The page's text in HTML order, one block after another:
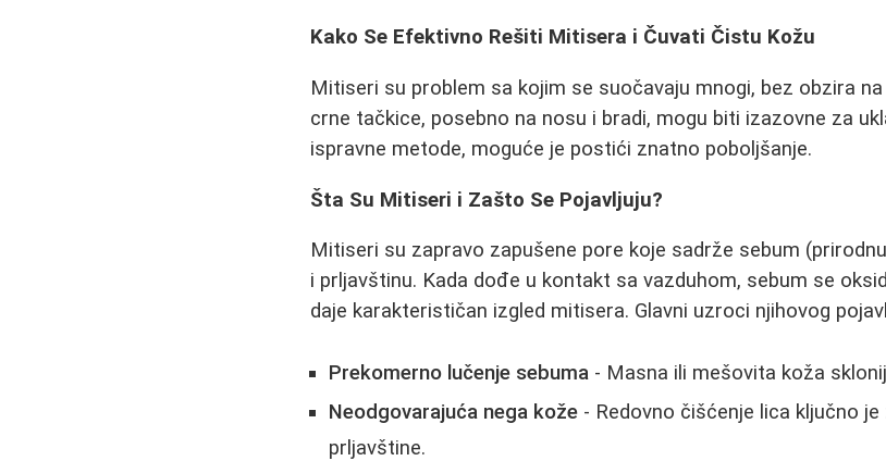
Kako Se Efektivno Rešiti Mitisera i Čuvati Čistu Kožu
Mitiseri su problem sa kojim se suočavaju mnogi, bez obzira
crne tačkice, posebno na nosu i bradi, mogu biti izazovne za
ispravne metode, moguće je postići znatno poboljšanje.
Šta Su Mitiseri i Zašto Se Pojavljuju?
Mitiseri su zapravo zapušene pore koje sadrže sebum
i prljavštinu. Kada dođe u kontakt sa vazduhom, sebum se
daje karakterističan izgled mitisera. Glavni uzroci njihovog
Prekomerno lučenje sebuma - Masna ili mešovita koža
Neodgovarajuća nega kože - Redovno čišćenje lica ključno
prljavštine.